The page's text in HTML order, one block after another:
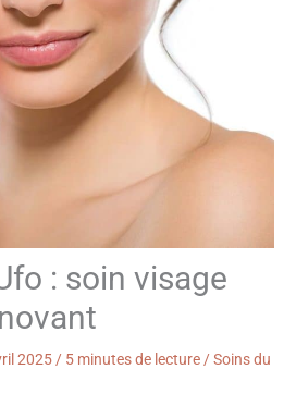
: soin visage
2025/ 5 minutes de lecture/Soins du